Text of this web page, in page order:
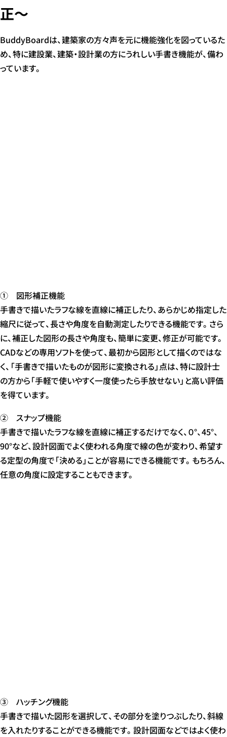
正～
BuddyBoardは、建築家の方々声を元に機能強化を図っているた
め、特に建設業、建築・設計業の方にうれしい手書き機能が、備わ
っています。
① 図形補正機能
手書きで描いたラフな線を直線に補正したり、あらかじめ指定した
縮尺に従って、長さや角度を自動測定したりできる機能です。さら
に、補正した図形の長さや角度も、簡単に変更、修正が可能です。
CADなどの専用ソフトを使って、最初から図形として描くのではな
く、「手書きで描いたものが図形に変換される」点は、特に設計士
の方から「手軽で使いやすく一度使ったら手放せない」と高い評価
を得ています。
② スナップ機能
手書きで描いたラフな線を直線に補正するだけでなく、０°、45°、
90°など、設計図面でよく使われる角度で線の色が変わり、希望す
る定型の角度で「決める」ことが容易にできる機能です。もちろん、
任意の角度に設定することもできます。
③ ハッチング機能
手書きで描いた図形を選択して、その部分を塗りつぶしたり、斜線
を入れたりすることができる機能です。設計図面などではよく使わ